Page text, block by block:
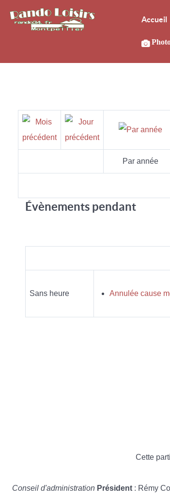
Accueil
Par année
Évènements pendant
Sans heure Annulée cause
Cette
Conseil d'administration Président : Rémy